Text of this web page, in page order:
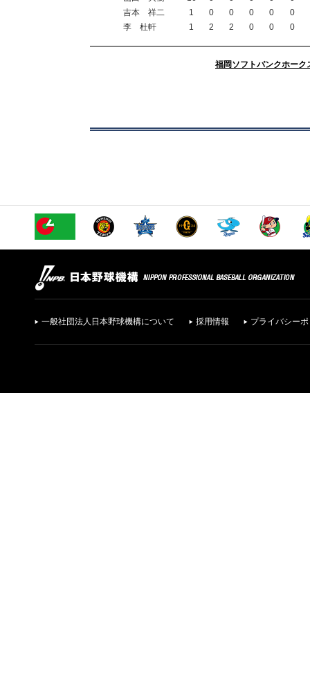
吉本 祥二
1 0 0 0 0
0
李 杜軒
1 2 2 0 0 0
福岡ソフトバンクホーク
一般社団法人日本野球機構について 採用情報 プライバシー